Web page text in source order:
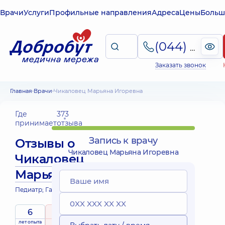
ВрачиУслугиПрофильные направленияАдресаЦены
(044) 495-2-888
Заказать звонок
Главная Врачи Чикаловец Марьяна Игоревна
Где
принимает
373
отзыва
Отзывы о
Чикаловец
Марьяна Игоревна
Педиатр; Гастроэнтеролог детский
6
лет опыта
5 / 5
рейтингна основе
принимает
Запись к врачу
Чикаловец Марьяна Игоревна